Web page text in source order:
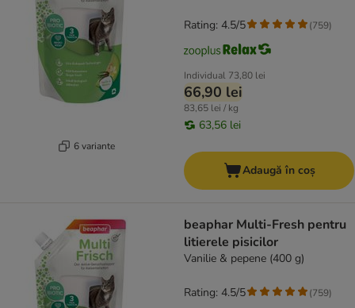
6 variante
Individual 73,80 lei
66,90 lei
83,65 lei / kg
63,56 lei
Rating: 4.5/5 (759)
Adaugă în coș
beaphar Multi-Fresh pentru
litierele pisicilor
Vanilie & pepene (400 g)
Rating: 4.5/5 (759)